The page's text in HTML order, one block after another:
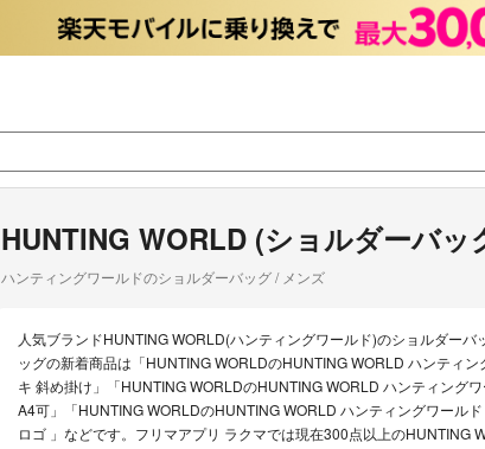
HUNTING WORLD (ショルダーバッ
ハンティングワールドのショルダーバッグ / メンズ
人気ブランドHUNTING WORLD(ハンティングワールド)のショルダー
ッグの新着商品は「HUNTING WORLDのHUNTING WORLD ハンティ
キ 斜め掛け」「HUNTING WORLDのHUNTING WORLD ハンティング
A4可」「HUNTING WORLDのHUNTING WORLD ハンティングワール
ロゴ 」などです。フリマアプリ ラクマでは現在300点以上のHUNTING